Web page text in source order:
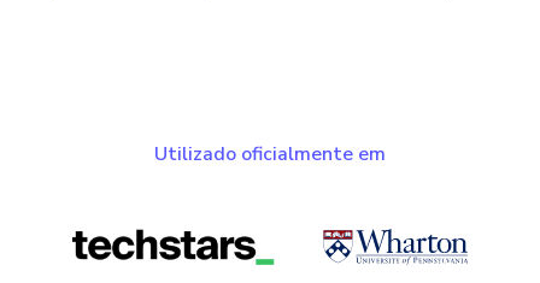
Utilizado oficialmente em